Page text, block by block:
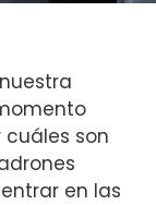
son
en las